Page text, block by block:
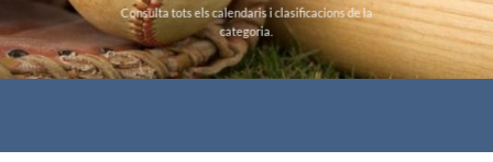
Consulta tots els calendaris i clasificacions de la
categoria.